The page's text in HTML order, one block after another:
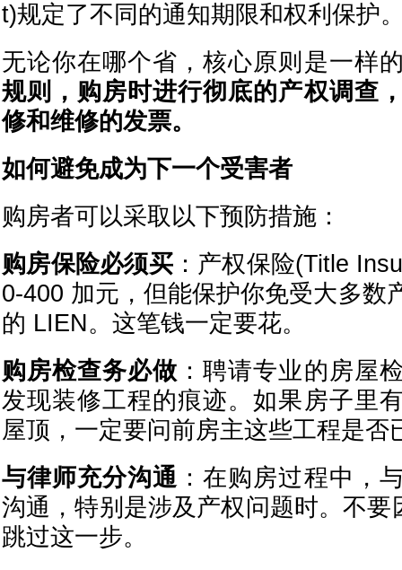
t)规定了不同的通知期限和权利保护
无论你在哪个省，核心原则是一样
规则，购房时进行彻底的产权调查
修和维修的发票。
如何避免成为下一个受害者
购房者可以采取以下预防措施：
购房保险必须买：产权保险(Title
0-400 加元，但能保护你免受大多数
的 LIEN。这笔钱一定要花。
购房检查务必做 ：聘请专业的房屋
发现装修工程的痕迹。如果房子里
屋顶，一定要问前房主这些工程是否
与律师充分沟通 ：在购房过程中，
沟通，特别是涉及产权问题时。不
跳过这一步。